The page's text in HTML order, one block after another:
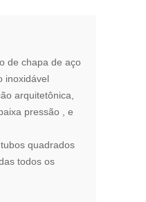
de chapa de aço
inoxidável
arquitetônica,
pressão , e
quadrados
todos os